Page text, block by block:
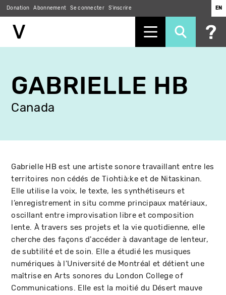
contenu
principal
Donation Abonnement Se connecter S'inscrire EN
GABRIELLE HB
Canada
Gabrielle HB est une artiste sonore travaillant entre les
territoires non cédés de Tiohtià:ke et de Nitaskinan.
Elle utilise la voix, le texte, les synthétiseurs et
l’enregistrement in situ comme principaux matériaux,
oscillant entre improvisation libre et composition
lente. À travers ses projets et la vie quotidienne, elle
cherche des façons d'accéder à davantage de lenteur,
de subtilité et de soin. Elle a étudié les musiques
numériques à l'Université de Montréal et détient une
maîtrise en Arts sonores du London College of
Communications. Elle est la moitié du Désert mauve